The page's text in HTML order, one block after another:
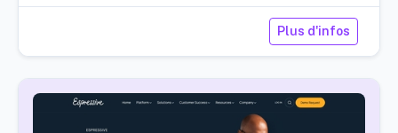
Plus d'infos